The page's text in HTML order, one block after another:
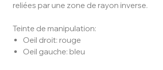
reliées par une zone de rayon inverse.
Teinte de manipulation:
Oeil droit: rouge
Oeil gauche: bleu